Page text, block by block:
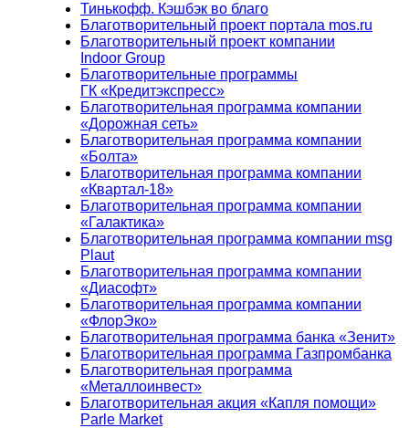
Тинькофф. Кэшбэк во благо
Благотворительный проект портала mos.ru
Благотворительный проект компании
Indoor Group
Благотворительные программы
ГК «Кредитэкспресс»
Благотворительная программа компании
«Дорожная сеть»
Благотворительная программа компании
«Болта»
Благотворительная программа компании
«Квартал-18»
Благотворительная программа компании
«Галактика»
Благотворительная программа компании msg
Plaut
Благотворительная программа компании
«Диасофт»
Благотворительная программа компании
«ФлорЭко»
Благотворительная программа банка «Зенит»
Благотворительная программа Газпромбанка
Благотворительная программа
«Металлоинвест»
Благотворительная акция «Капля помощи»
Parle Market